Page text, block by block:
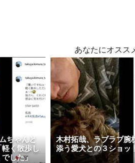
あなたにオスス
ちゃんと
く散歩し
した」
木村拓哉、ラブラブ腕
添う愛犬との３ショッ